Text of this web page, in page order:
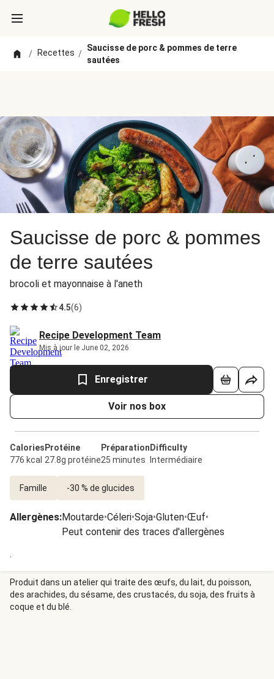
/ Recettes /
Saucisse de porc & pommes de terre
sautées
Saucisse de porc & pommes
de terre sautées
brocoli et mayonnaise à l'aneth
4.5(6)
Recipe Development Team
Mis à jour le June 02, 2026
Enregistrer
Voir nos box
Calories
776 kcal
Protéine
27.8g protéine
Préparation
25 minutes
Difficulty
Intermédiaire
Famille -30 % de glucides
Allergènes:Moutarde•Céleri•Soja•Gluten•Œuf•
Peut contenir des traces d'allergènes
.
Produit dans un atelier qui traite des œufs, du lait, du poisson,
des arachides, du sésame, des crustacés, du soja, des fruits à
coque et du blé.